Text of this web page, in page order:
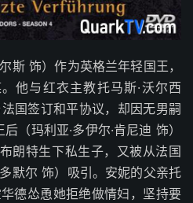
斯 饰）作为英格兰年轻国王，
他与红衣主教托马斯·沃尔西
法国签订和平协议，却因无男嗣
（玛利亚·多伊尔·肯尼迪 饰）
朗特生下私生子，又被从法国
默尔 饰）吸引。安妮的父亲托
德怂恿她拒绝做情妇，坚持要